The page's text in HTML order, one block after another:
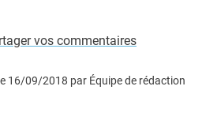
vos commentaires
16/09/2018 par Équipe de rédaction